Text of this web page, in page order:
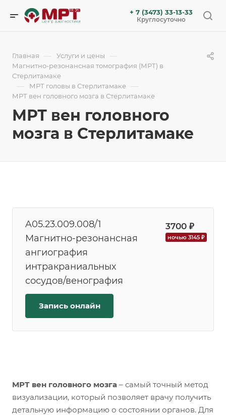
+ 7 (3473) 33-13-33
Круглосуточно
Главная — Услуги и цены —
Магнитно-резонансная томография (МРТ) в
Стерлитамаке
— МРТ головы в Стерлитамаке —
МРТ вен головного мозга в Стерлитамаке
МРТ вен головного
мозга в Стерлитамаке
A05.23.009.008/1
Магнитно-резонансная
ангиография
интракраниальных
сосудов/венография
3700 ₽
ночью 3145 ₽
Запись онлайн
МРТ вен головного мозга – самый точный метод
визуализации, который позволяет врачу получить
детальную информацию о состоянии органов. Для